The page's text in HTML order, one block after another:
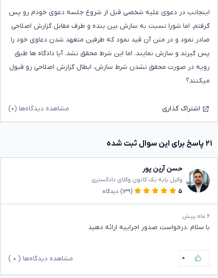
اینجانب در دعوی علیه شخصی قبل از شروع جلسه دعوی خودم رو پس
گرفتم. اما شورا نسبت به سازش بین بنده و طرف مقابل گزارش اصلاحی
صادر نمود و در متن آن قید نمود که طرفین متعهد شدن دعاوی خود را
پس گیرند و سازش نمایند. اما این شرط محقق نشد. آیا دادگاه ها طبق
رویه در صورت محقق نشدن شرط سازش، ابطال گزارش اصلاحی رو قبول
میکنند؟
اشتراک گذاری مشاهده دیدگاه‌ها (۰)
۲۱ پاسخ برای این سوال ثبت شده
حسن آرین پور
وکیل پایه یک کانون وکلای دادگستری
۵
(۱۳۹) دیدگاه
۶ ماه پیش
با سلام ،درخواست صدور اجراییه ارائه دهید
۰ مشاهده دیدگاه‌ها ( ۰